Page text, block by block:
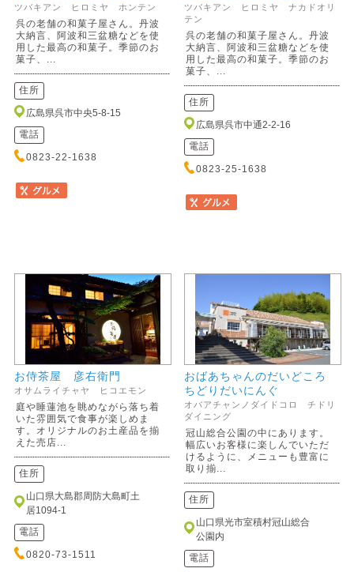
ツバキアン ヒロミヤ ホンテン
呉の老舗の和菓子屋さん。丹波
大納言、阿波和三盆糖などを使
用した最高の和菓子。季節のお
菓子、...
住所
広島県呉市中央5-8-15
電話
0823-22-1638
ツバキアン ヒロミヤ ナカドオリ
テン
呉の老舗の和菓子屋さん。丹波
大納言、阿波和三盆糖などを使
用した最高の和菓子。季節のお
菓子、...
住所
広島県呉市中通2-2-16
電話
0823-25-1638
お侍茶屋 彦右衛門
オサムライチャヤ ヒコエモン
庭や睡蓮池を眺めながら落ち着
いた雰囲気で食事が楽しめま
す。オリジナルのお土産品を揃
えた売店...
住所
山口県大島郡周防大島町土
居1094-1
電話
0820-73-1511
おばあちゃんのだいどころ
ちどりだいにんぐ
オバアチャンノダイドコロ チドリ
ダイニング
冠山総合公園の中にあります。
幅広いお客様に楽しんでいただ
けるように、メニューも豊富に
取り揃...
住所
山口県光市室積村冠山総合
公園内
電話